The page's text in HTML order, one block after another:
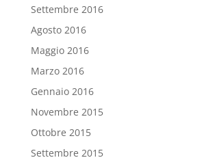
Settembre 2016
Agosto 2016
Maggio 2016
Marzo 2016
Gennaio 2016
Novembre 2015
Ottobre 2015
Settembre 2015